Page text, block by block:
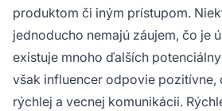
produktom či iným prístupom.
jednoducho nemajú záujem, čo je
existuje mnoho ďalších
však influencer odpovie pozitívne,
rýchlej a vecnej komunikácii.